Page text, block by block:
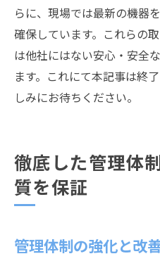
らに、現場では最新の機器
確保しています。これらの
は他社にはない安心・安全
ます。これにて本記事は終
しみにお待ちください。
徹底した管理体
質を保証
管理体制の強化と改